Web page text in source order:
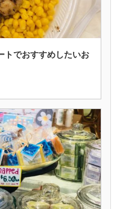
トでおすすめしたいお